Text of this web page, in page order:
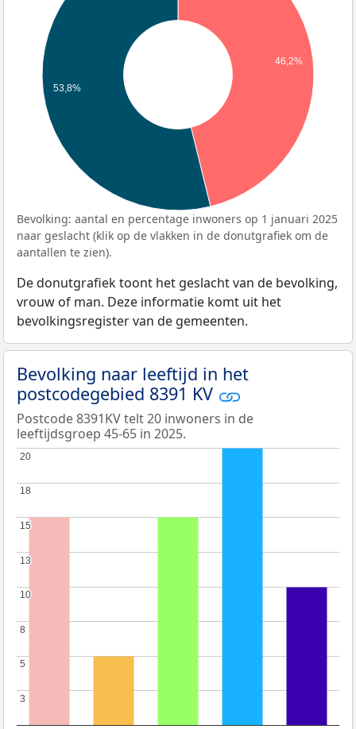
46,2%
53,8%
Bevolking: aantal en percentage inwoners op 1 januari 2025
naar geslacht (klik op de vlakken in de donutgrafiek om de
aantallen te zien).
De donutgrafiek toont het geslacht van de bevolking,
vrouw of man. Deze informatie komt uit het
bevolkingsregister van de gemeenten.
Bevolking naar leeftijd in het
postcodegebied 8391 KV
Postcode 8391KV telt 20 inwoners in de
leeftijdsgroep 45-65 in 2025.
3
3
5
5
8
8
10
10
13
13
15
15
18
18
20
20